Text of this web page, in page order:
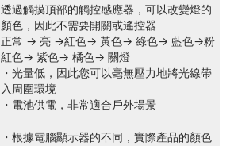
透過觸摸頂部的觸控感應器，可以改變燈的
顏色，因此不需要開關或遙控器
正常 → 亮 →紅色→ 黃色→ 綠色→ 藍色→粉
紅色→ 紫色→ 橘色→ 關燈
・光量低，因此您可以毫無壓力地將光線帶
入周圍環境
・電池供電，非常適合戶外場景
・根據電腦顯示器的不同，實際產品的顏色